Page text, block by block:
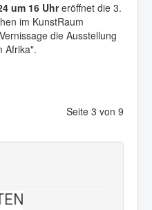
um 16 Uhreröffnet die 3.
im KunstRaum
die Ausstellung
Afrika".
Seite 3 von 9